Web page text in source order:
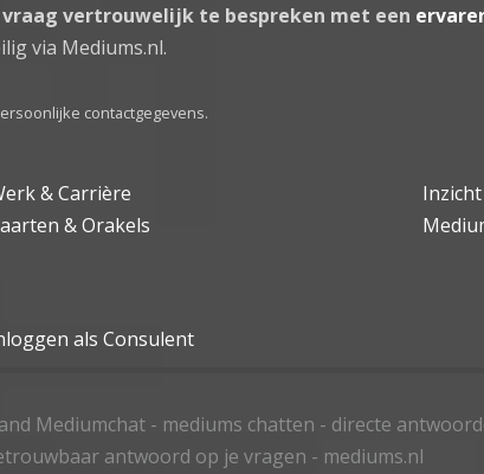
vertrouwelijk te bespreken met een
via Mediums.nl.
contactgegevens.
& Carrière
& Orakels
als Consulent
Mediumchat - mediums chatten - directe
antwoord op je vragen - mediums.nl